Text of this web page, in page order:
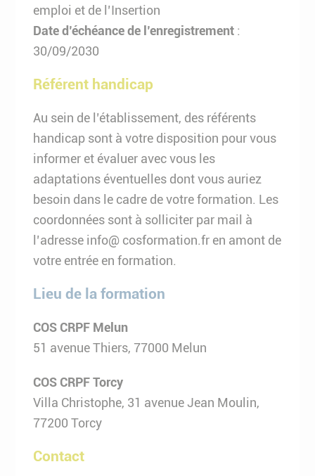
emploi et de l’Insertion
Date d’échéance de l’enregistrement :
30/09/2030
Référent handicap
Au sein de l’établissement, des référents
handicap sont à votre disposition pour vous
informer et évaluer avec vous les
adaptations éventuelles dont vous auriez
besoin dans le cadre de votre formation. Les
coordonnées sont à solliciter par mail à
l’adresse info@ cosformation.fr en amont de
votre entrée en formation.
Lieu de la formation
COS CRPF Melun
51 avenue Thiers, 77000 Melun
COS CRPF Torcy
Villa Christophe, 31 avenue Jean Moulin,
77200 Torcy
Contact